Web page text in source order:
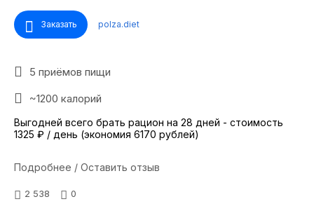
Заказать polza.diet
5 приёмов пищи
~1200 калорий
Выгодней всего брать рацион на 28 дней - стоимость
1325 ₽ / день (экономия 6170 рублей)
Подробнее / Оставить отзыв
2 538 0